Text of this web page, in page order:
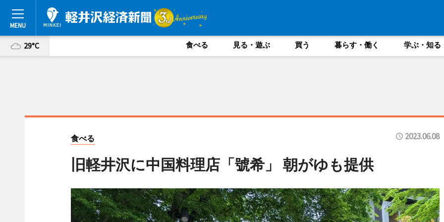
29°C 食べる 見る・遊ぶ 買う 暮らす・働く 学ぶ・知る
食べる 2023.06.08
旧軽井沢に中国料理店「號希」 朝がゆも提供